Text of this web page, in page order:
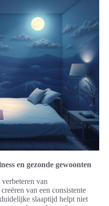
en gezonde gewoonten
van
van een consistente
slaaptijd helpt niet